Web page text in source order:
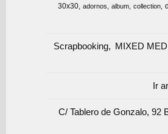
30x30 adornos album collection
Scrapbooking MIXED
Ir
C/ Tablero de Gonzalo, 92